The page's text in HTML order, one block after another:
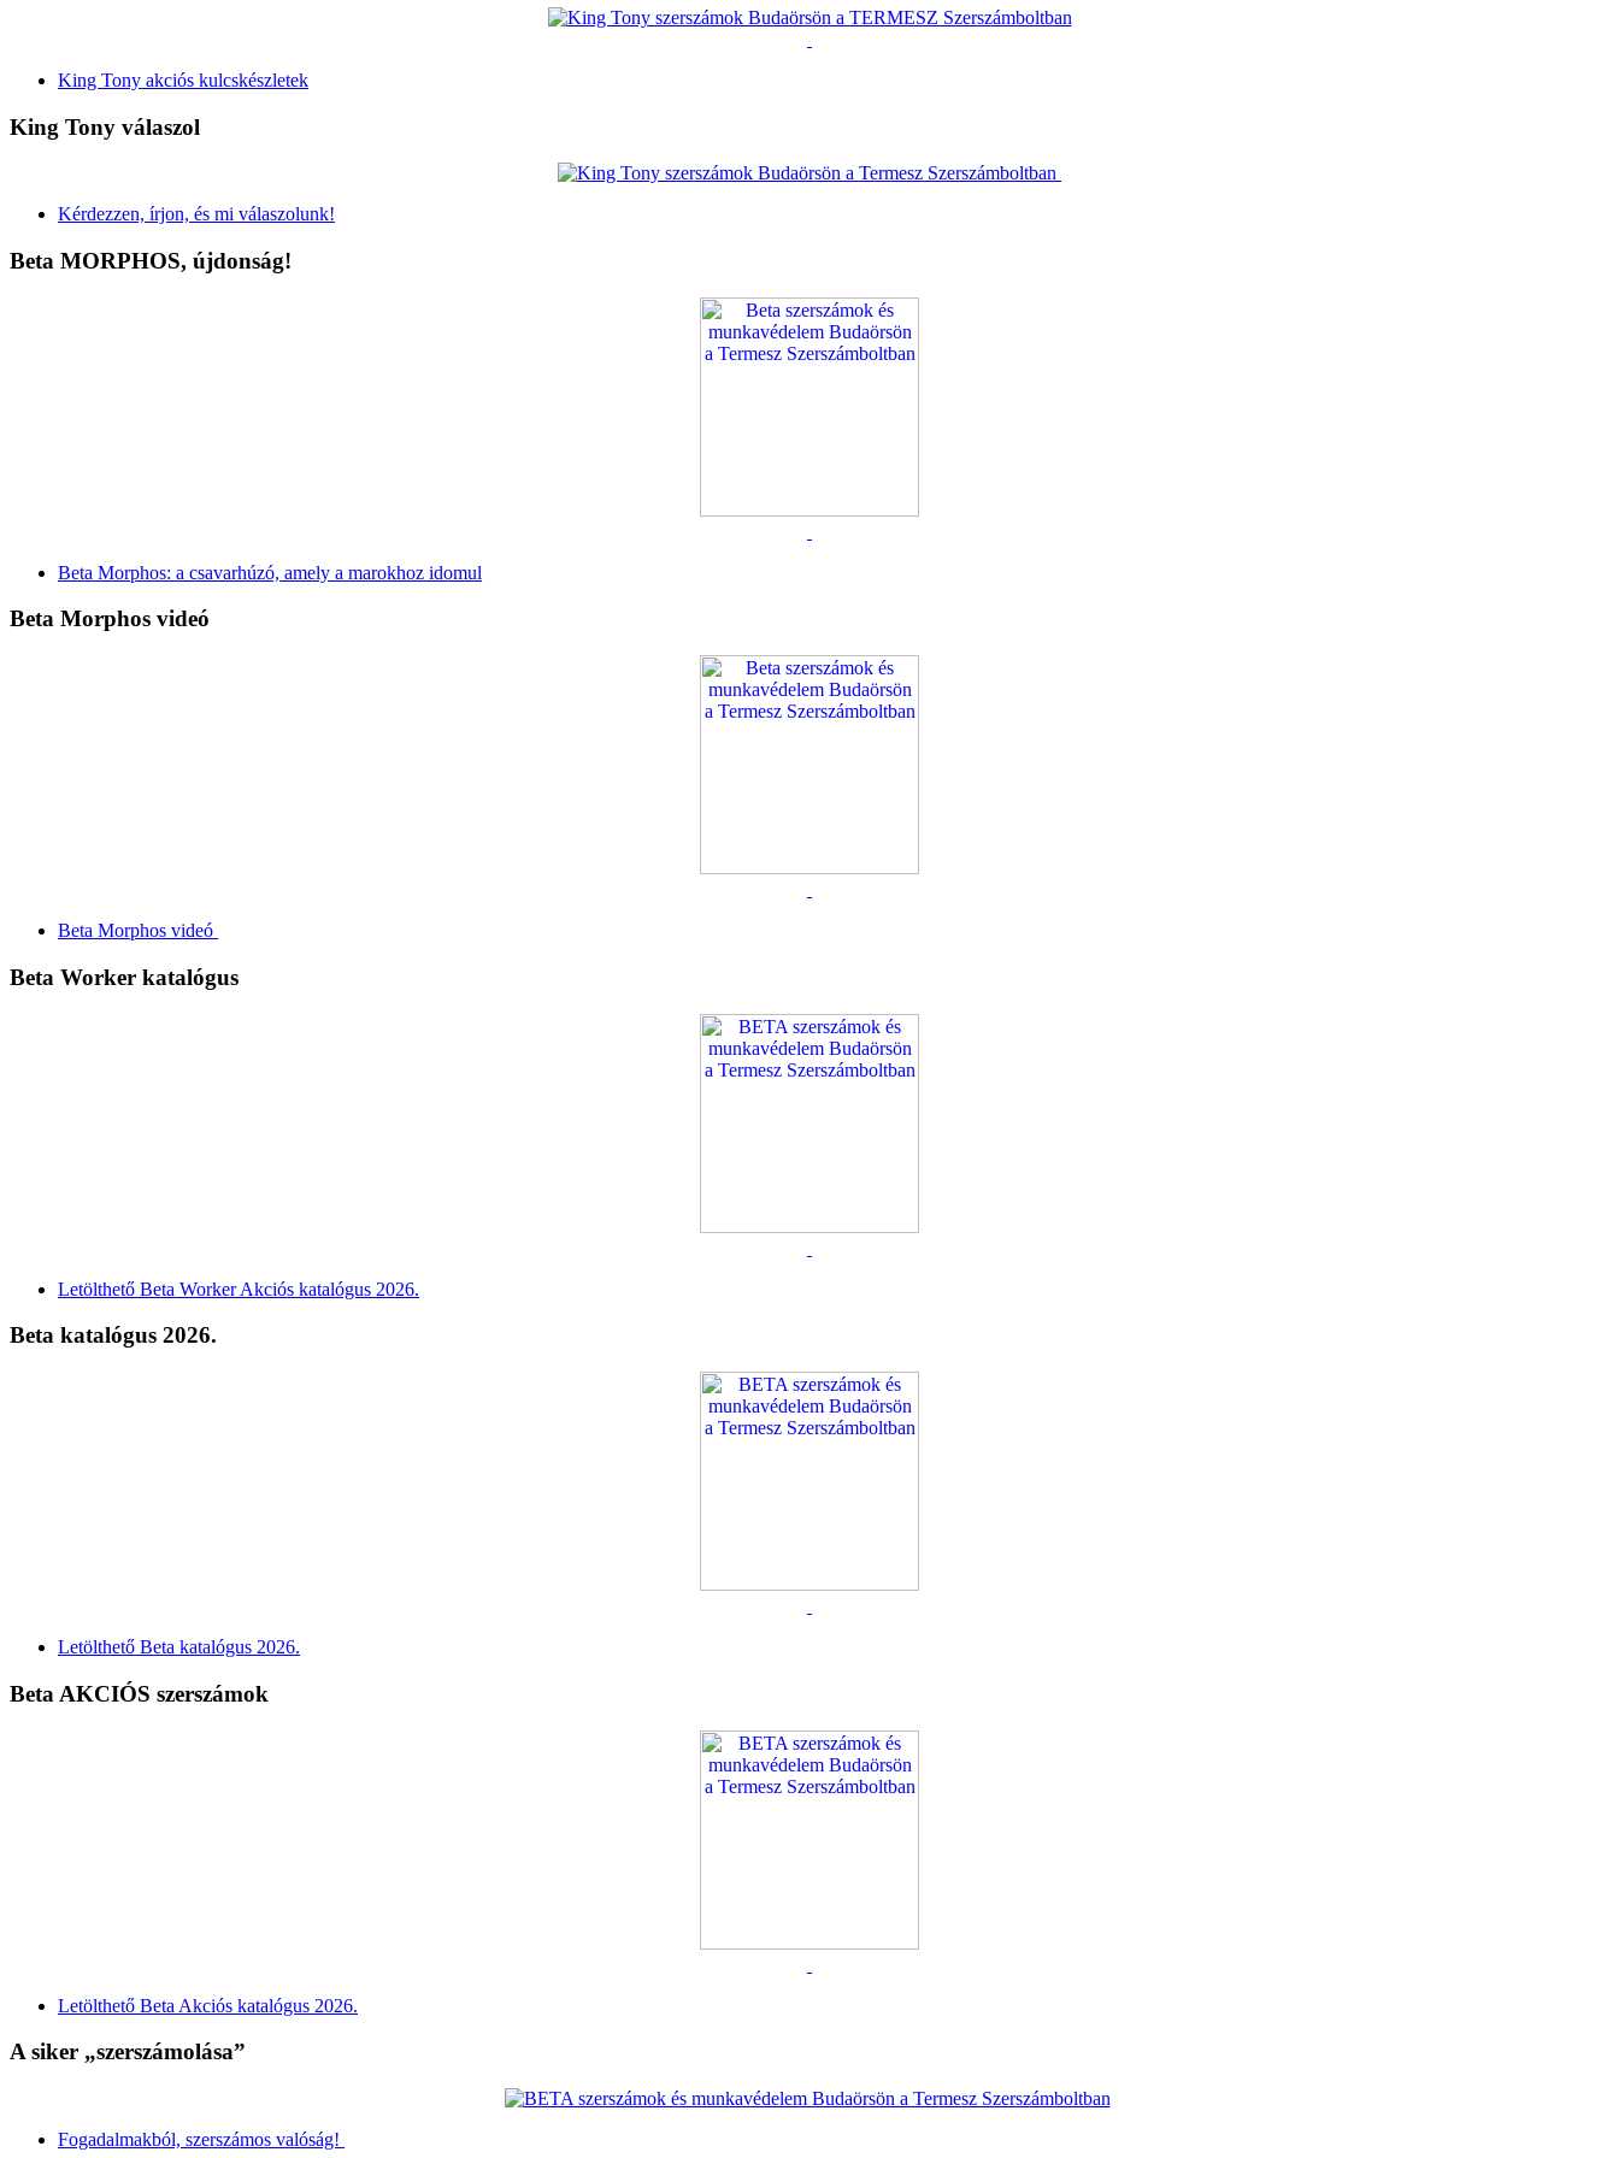
King Tony akciós kulcskészletek
King Tony válaszol
Kérdezzen, írjon, és mi válaszolunk!
Beta MORPHOS, újdonság!
Beta Morphos: a csavarhúzó, amely a marokhoz idomul
Beta Morphos videó
Beta Morphos videó
Beta Worker katalógus
Letölthető Beta Worker Akciós katalógus 2026.
Beta katalógus 2026.
Letölthető Beta katalógus 2026.
Beta AKCIÓS szerszámok
Letölthető Beta Akciós katalógus 2026.
A siker „szerszámolása”
Fogadalmakból, szerszámos valóság!